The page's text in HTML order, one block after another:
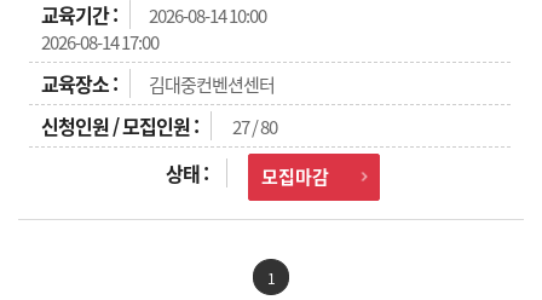
2026-08-14 10:00
2026-08-14 17:00
김대중컨벤션센터
27 / 80
모집마감
1